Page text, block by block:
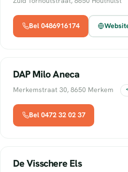
Bel 0486916174
DAP Milo Aneca
Merkemstraat 30, 8650 Merkem
Bel 0472 32 02 37
De Visschere Els